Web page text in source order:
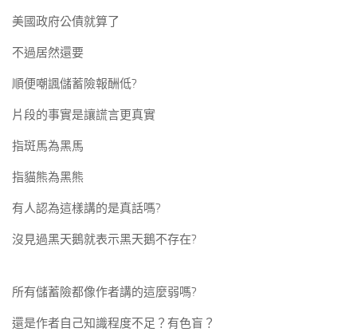
美國政府公債就算了
不過居然還要
順便嘲諷儲蓄險報酬低?
片段的事實是讓謊言更真實
指斑馬為黑馬
指貓熊為黑熊
有人認為這樣講的是真話嗎?
沒見過黑天鵝就表示黑天鵝不存在?
所有儲蓄險都像作者講的這麼弱嗎?
還是作者自己知識程度不足？有色盲？